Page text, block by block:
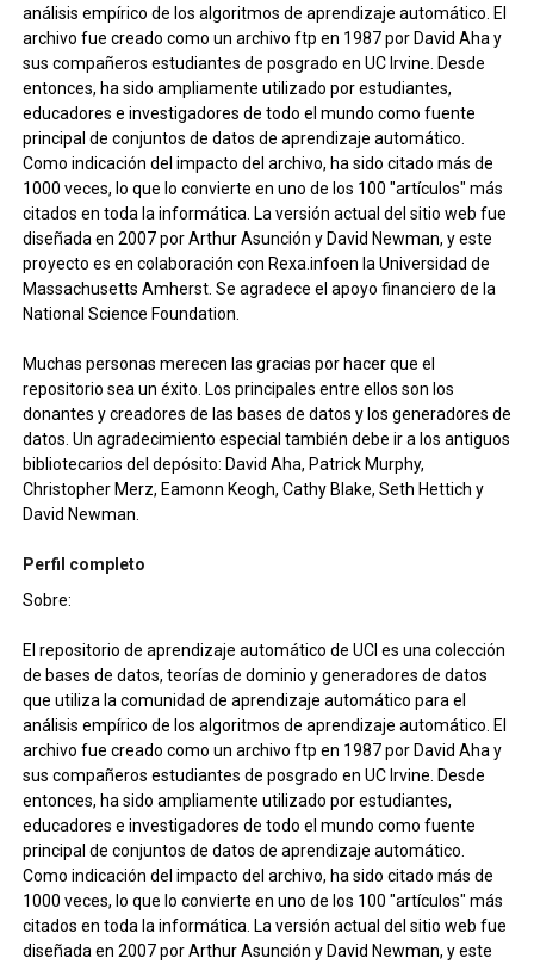
análisis empírico de los algoritmos de aprendizaje automático. El
archivo fue creado como un archivo ftp en 1987 por David Aha y
sus compañeros estudiantes de posgrado en UC Irvine. Desde
entonces, ha sido ampliamente utilizado por estudiantes,
educadores e investigadores de todo el mundo como fuente
principal de conjuntos de datos de aprendizaje automático.
Como indicación del impacto del archivo, ha sido citado más de
1000 veces, lo que lo convierte en uno de los 100 "artículos" más
citados en toda la informática. La versión actual del sitio web fue
diseñada en 2007 por Arthur Asunción y David Newman, y este
proyecto es en colaboración con Rexa.infoen la Universidad de
Massachusetts Amherst. Se agradece el apoyo financiero de la
National Science Foundation.
Muchas personas merecen las gracias por hacer que el
repositorio sea un éxito. Los principales entre ellos son los
donantes y creadores de las bases de datos y los generadores de
datos. Un agradecimiento especial también debe ir a los antiguos
bibliotecarios del depósito: David Aha, Patrick Murphy,
Christopher Merz, Eamonn Keogh, Cathy Blake, Seth Hettich y
David Newman.
Perfil completo
Sobre:
El repositorio de aprendizaje automático de UCI es una colección
de bases de datos, teorías de dominio y generadores de datos
que utiliza la comunidad de aprendizaje automático para el
análisis empírico de los algoritmos de aprendizaje automático. El
archivo fue creado como un archivo ftp en 1987 por David Aha y
sus compañeros estudiantes de posgrado en UC Irvine. Desde
entonces, ha sido ampliamente utilizado por estudiantes,
educadores e investigadores de todo el mundo como fuente
principal de conjuntos de datos de aprendizaje automático.
Como indicación del impacto del archivo, ha sido citado más de
1000 veces, lo que lo convierte en uno de los 100 "artículos" más
citados en toda la informática. La versión actual del sitio web fue
diseñada en 2007 por Arthur Asunción y David Newman, y este